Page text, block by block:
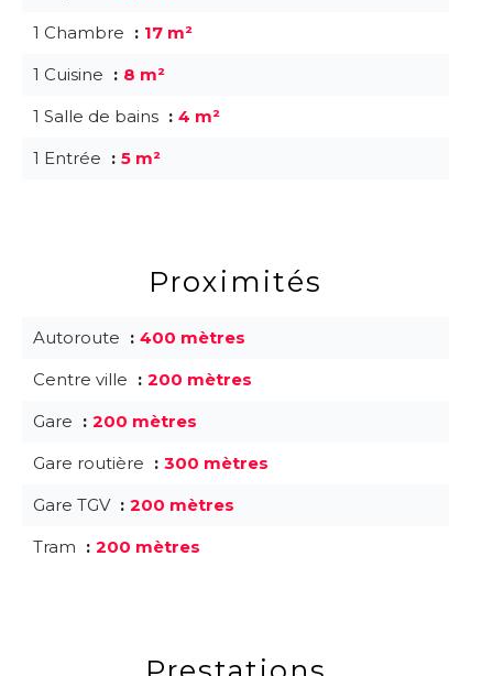
1 Chambre
17 m²
1 Cuisine
8 m²
1 Salle de bains
4 m²
1 Entrée
5 m²
Proximités
Autoroute
400 mètres
Centre ville
200 mètres
Gare
200 mètres
Gare routière
300 mètres
Gare TGV
200 mètres
Tram
200 mètres